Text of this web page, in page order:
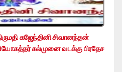
கஜேந்தினி சிவானந்தன்
கல்முனை வடக்கு பிரதேச